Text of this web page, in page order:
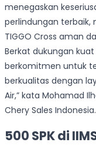
menegaskan
perlindungan terbaik,
TIGGO Cross aman
Berkat dukungan
berkomitmen untuk
berkualitas dengan
Air,” kata Mohamad
Chery Sales Indonesia.
500 SPK di